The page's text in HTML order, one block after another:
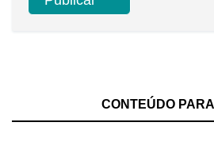
CONTEÚDO